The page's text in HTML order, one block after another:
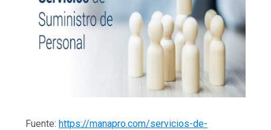
Fuente:https://manapro.com/servicios-de-